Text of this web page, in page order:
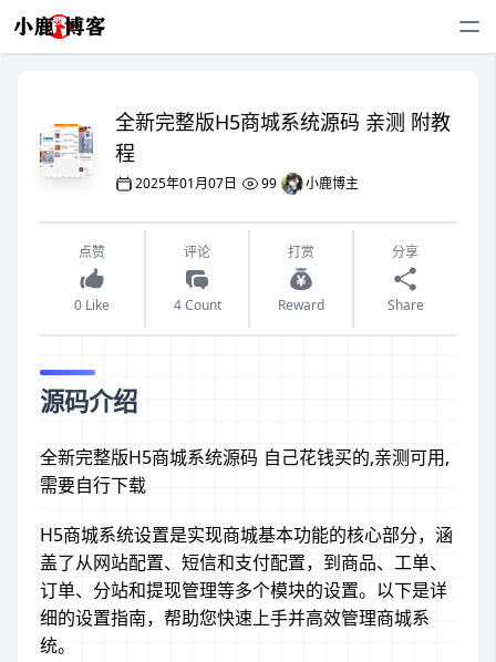
全新完整版H5商城系统源码 亲测 附教
程
2025年01月07日 99 小鹿博主
点赞
0 Like
评论
4 Count
打赏
Reward
分享
Share
源码介绍
全新完整版H5商城系统源码 自己花钱买的,亲测可用,
需要自行下载
H5商城系统设置是实现商城基本功能的核心部分，涵
盖了从网站配置、短信和支付配置，到商品、工单、
订单、分站和提现管理等多个模块的设置。以下是详
细的设置指南，帮助您快速上手并高效管理商城系
统。